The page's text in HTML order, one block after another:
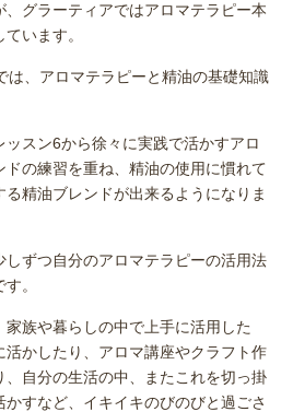
グラーティアではアロマテラピー本
います。
は、アロマテラピーと精油の基礎知識
スン6から徐々に実践で活かすアロ
の練習を重ね、精油の使用に慣れて
精油ブレンドが出来るようになりま
しずつ自分のアロマテラピーの活用法
。
族や暮らしの中で上手に活用した
活かしたり、アロマ講座やクラフト作
、自分の生活の中、またこれを切っ掛
すなど、イキイキのびのびと過ごさ